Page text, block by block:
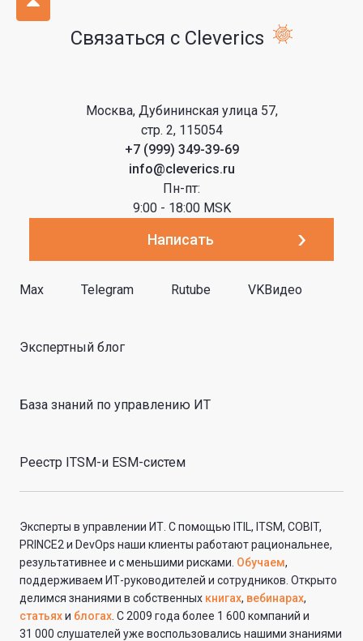
Связаться с Cleverics
Москва, Дубининская улица 57,
стр. 2, 115054
+7 (999) 349-39-69
info@cleverics.ru
Пн-пт:
9:00 - 18:00 MSK
Написать
Max Telegram Rutube VKВидео
Экспертный блог
База знаний по управлению ИТ
Реестр ITSM-и ESM-систем
Эксперты в управлении ИТ. С помощью ITIL, ITSM, COBIT,
PRINCE2 и DevOps наши клиенты работают рациональнее,
результативнее и с меньшими рисками. Обучаем,
поддерживаем ИТ-руководителей и сотрудников. Открыто
делимся знаниями в собственных книгах, вебинарах,
статьяхи блогах . С 2009 года более 1 600 компаний и
31 000 слушателей уже воспользовались нашими знаниями